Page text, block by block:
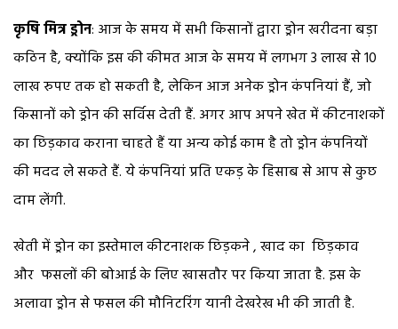
कृषि मित्र ड्रोन: आज के समय में सभी किसानों द्वारा ड्रोन खरीदना बड़ा
कठिन है, क्योंकि इस की कीमत आज के समय में लगभग 3 लाख से 10
लाख रुपए तक हो सकती है, लेकिन आज अनेक ड्रोन कंपनियां हैं, जो
किसानों को ड्रोन की सर्विस देती हैं. अगर आप अपने खेत में कीटनाशकों
का छिड़काव कराना चाहते हैं या अन्य कोई काम है तो ड्रोन कंपनियों
की मदद ले सकते हैं. ये कंपनियां प्रति एकड़ के हिसाब से आप से कुछ
दाम लेंगी.
खेती में ड्रोन का इस्तेमाल कीटनाशक छिड़कने , खाद का छिड़काव
और फसलों की बोआई के लिए खासतौर पर किया जाता है. इस के
अलावा ड्रोन से फसल की मौनिटरिंग यानी देखरेख भी की जाती है.